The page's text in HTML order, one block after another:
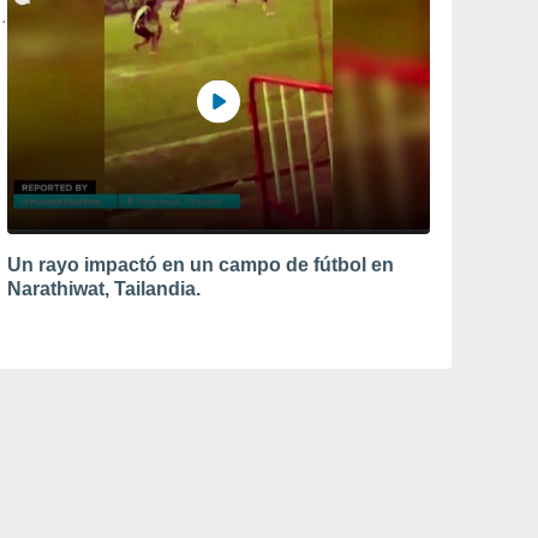
Un rayo impactó en un campo de fútbol en
Narathiwat, Tailandia.